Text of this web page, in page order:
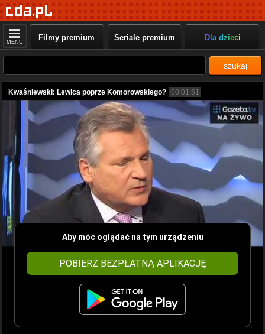
MENU Filmy premium Seriale premium Dla dzieci
szukaj
Kwaśniewski: Lewica poprze Komorowskiego? 00:01:51
Aby móc oglądać na tym urządzeniu
POBIERZ BEZPŁATNĄ APLIKACJĘ